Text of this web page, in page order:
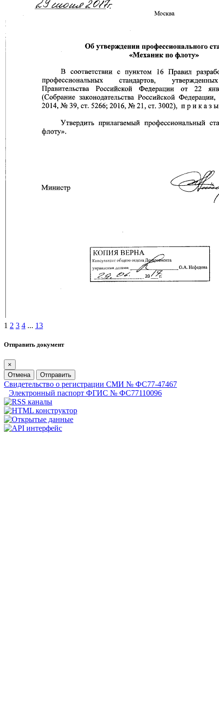
1 2 3 4 ... 13
Отправить документ
×
Отмена
Отправить
Свидетельство о регистрации СМИ № ФС77-47467
Электронный паспорт ФГИС № ФС77110096